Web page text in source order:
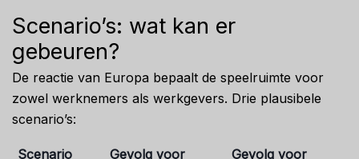
Scenario’s: wat kan er
gebeuren?
De reactie van Europa bepaalt de speelruimte voor
zowel werknemers als werkgevers. Drie plausibele
scenario’s:
Scenario
Gevolg voor
Gevolg voor